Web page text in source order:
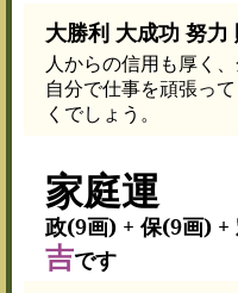
大勝利 大成功 努力
人からの信用も厚く
自分で仕事を頑張っ
くでしょう。
家庭運
政(9画) + 保(9画) +
吉です